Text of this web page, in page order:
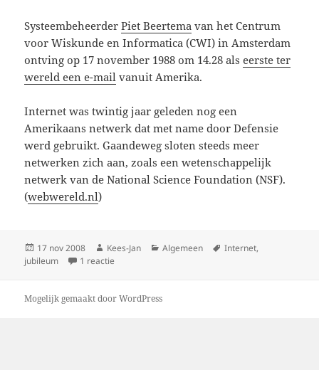
SysteembeheerderPiet Beertema van het Centrum
voor Wiskunde en Informatica (CWI) in Amsterdam
ontving op 17 november 1988 om 14.28 alseerste ter
wereld een e-mail vanuit Amerika.
Internet was twintig jaar geleden nog een
Amerikaans netwerk dat met name door Defensie
werd gebruikt. Gaandeweg sloten steeds meer
netwerken zich aan, zoals een wetenschappelijk
netwerk van de National Science Foundation (NSF).
(webwereld.nl)
Geplaatst
op
17 nov 2008 Auteur
Kees-Jan Categorieën
Algemeen Tags
Internet,
jubileum
1 reactie
Mogelijk gemaakt door WordPress